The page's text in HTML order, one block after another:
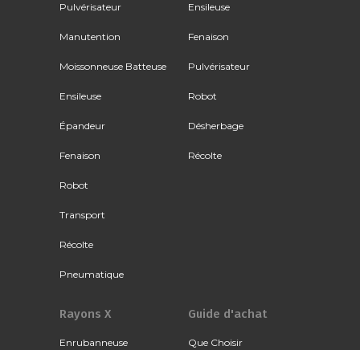
Pulvérisateur
Manutention
Moissonneuse Batteuse
Ensileuse
Épandeur
Fenaison
Robot
Transport
Récolte
Pneumatique
Ensileuse
Fenaison
Pulvérisateur
Robot
Désherbage
Récolte
Rayons X
Enrubanneuse
Guide d'achat
Que Choisir